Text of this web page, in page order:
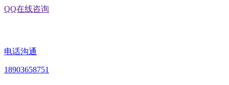
QQ在线咨询
电话沟通
18903658751